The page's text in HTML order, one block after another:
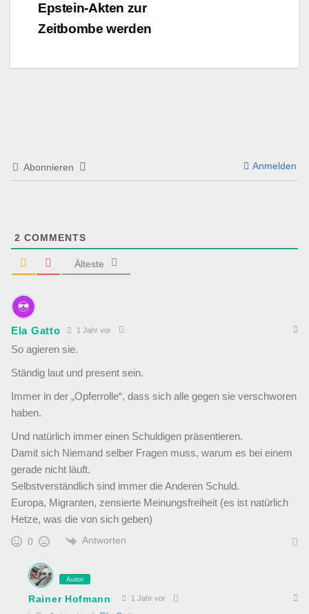
Epstein-Akten zur
Zeitbombe werden
Abonnieren Anmelden
2 COMMENTS
Älteste
Ela Gatto 1 Jahr vor
So agieren sie.
Ständig laut und present sein.
Immer in der „Opferrolle“, dass sich alle gegen sie verschworen
haben.
Und natürlich immer einen Schuldigen präsentieren.
Damit sich Niemand selber Fragen muss, warum es bei einem
gerade nicht läuft.
Selbstverständlich sind immer die Anderen Schuld.
Europa, Migranten, zensierte Meinungsfreiheit (es ist natürlich
Hetze, was die von sich geben)
0 Antworten
Autor
Rainer Hofmann 1 Jahr vor